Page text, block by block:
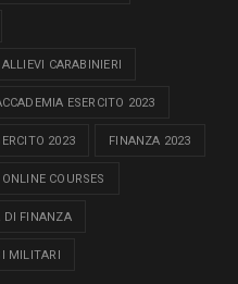
CARABINIERI
ESERCITO 2023
2023 FINANZA 2023
ONLINE COURSES
DI FINANZA
MILITARI